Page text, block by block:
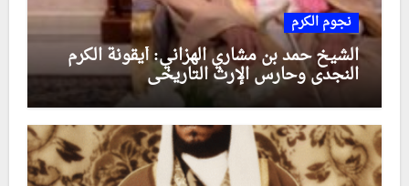
نجوم الكرم
الشيخ حمد بن مشاري الهزاني: أيقونة الكرم
النجدي وحارس الإرث التاريخي